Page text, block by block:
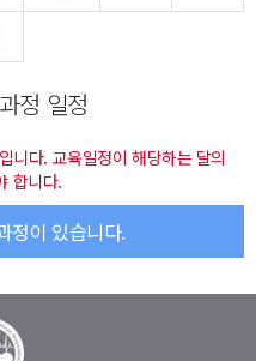
정 일정
니다. 교육일정이 해당하는 달의
합니다.
정이 있습니다.